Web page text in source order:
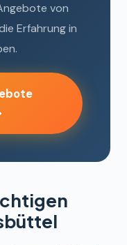
von
Erfahrung in